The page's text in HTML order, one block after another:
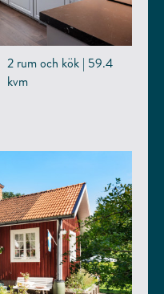
2 rum och kök | 59.4
kvm